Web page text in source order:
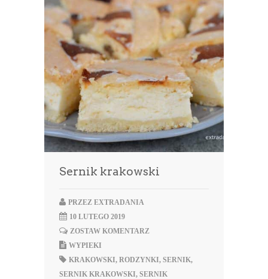
Sernik krakowski
PRZEZ EXTRADANIA
10 LUTEGO 2019
ZOSTAW KOMENTARZ
WYPIEKI
KRAKOWSKI, RODZYNKI, SERNIK,
SERNIK KRAKOWSKI, SERNIK